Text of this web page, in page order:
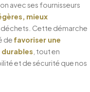
avec ses fournisseurs
mieux
Cette démarche
de favoriser une
, tout en
et de sécurité que nos